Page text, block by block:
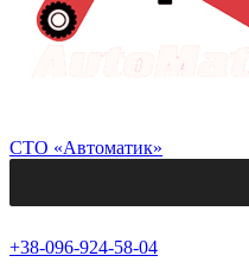
СТО «Автоматик»
+38-096-924-58-04